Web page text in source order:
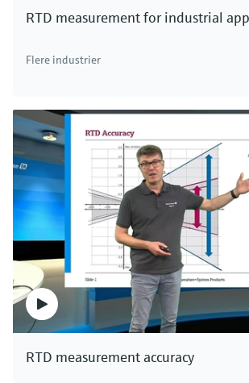
RTD measurement for industrial
Flere industrier
RTD measurement accuracy